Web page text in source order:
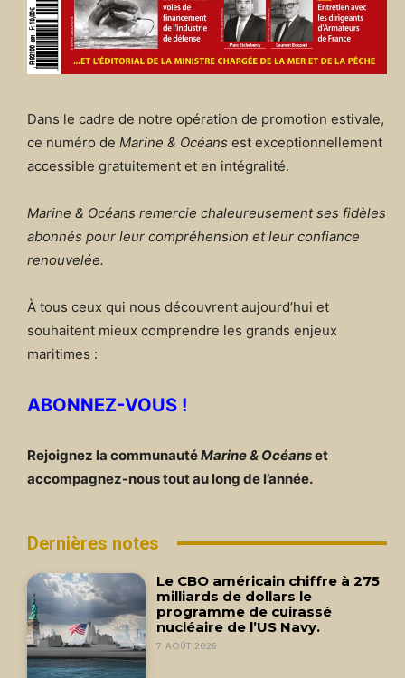
Dans le cadre de notre opération de promotion estivale,
ce numéro de Marine & Océans est exceptionnellement
accessible gratuitement et en intégralité.
Marine & Océans remercie chaleureusement ses fidèles
abonnés pour leur compréhension et leur confiance
renouvelée.
À tous ceux qui nous découvrent aujourd’hui et
souhaitent mieux comprendre les grands enjeux
maritimes :
ABONNEZ-VOUS !
Rejoignez la communautéMarine & Océanset
accompagnez-nous tout au long de l’année.
Dernières notes
Le CBO américain chiffre à 275
milliards de dollars le
programme de cuirassé
nucléaire de l’US Navy.
7 AOÛT 2026